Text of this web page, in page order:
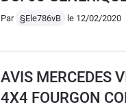
Par §Ele786vB le 12/02/2020
AVIS MERCEDES
4X4 FOURGON